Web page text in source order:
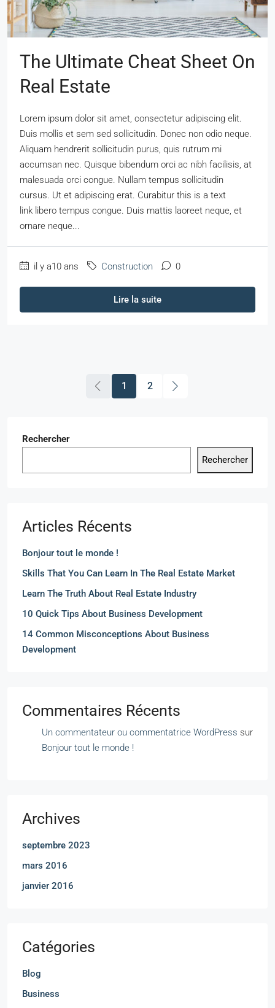
The Ultimate Cheat Sheet On
Real Estate
Lorem ipsum dolor sit amet, consectetur adipiscing elit.
Duis mollis et sem sed sollicitudin. Donec non odio neque.
Aliquam hendrerit sollicitudin purus, quis rutrum mi
accumsan nec. Quisque bibendum orci ac nibh facilisis, at
malesuada orci congue. Nullam tempus sollicitudin
cursus. Ut et adipiscing erat. Curabitur this is a text
link libero tempus congue. Duis mattis laoreet neque, et
ornare neque...
il y a10 ans Construction 0
Lire la suite
1 2
Rechercher
Rechercher
Articles Récents
Bonjour tout le monde !
Skills That You Can Learn In The Real Estate Market
Learn The Truth About Real Estate Industry
10 Quick Tips About Business Development
14 Common Misconceptions About Business
Development
Commentaires Récents
Un commentateur ou commentatrice WordPress sur
Bonjour tout le monde !
Archives
septembre 2023
mars 2016
janvier 2016
Catégories
Blog
Business